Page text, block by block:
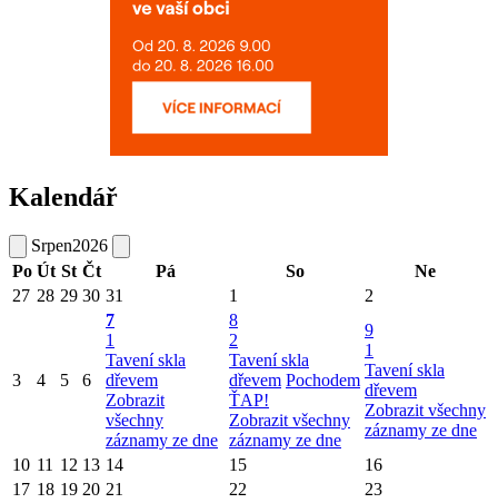
Kalendář
Srpen2026
Po Út St Čt Pá So
Ne
27 28 29 30 31 1 2
3 4 5 6
7
1
Tavení skla
dřevem
Zobrazit
všechny
záznamy ze dne
8
2
Tavení skla
dřevem Pochodem
ŤAP!
Zobrazit všechny
záznamy ze dne
9
1
Tavení skla
dřevem
Zobrazit všechny
záznamy ze dne
10 11 12 13 14 15
16
17 18 19 20 21 22 23